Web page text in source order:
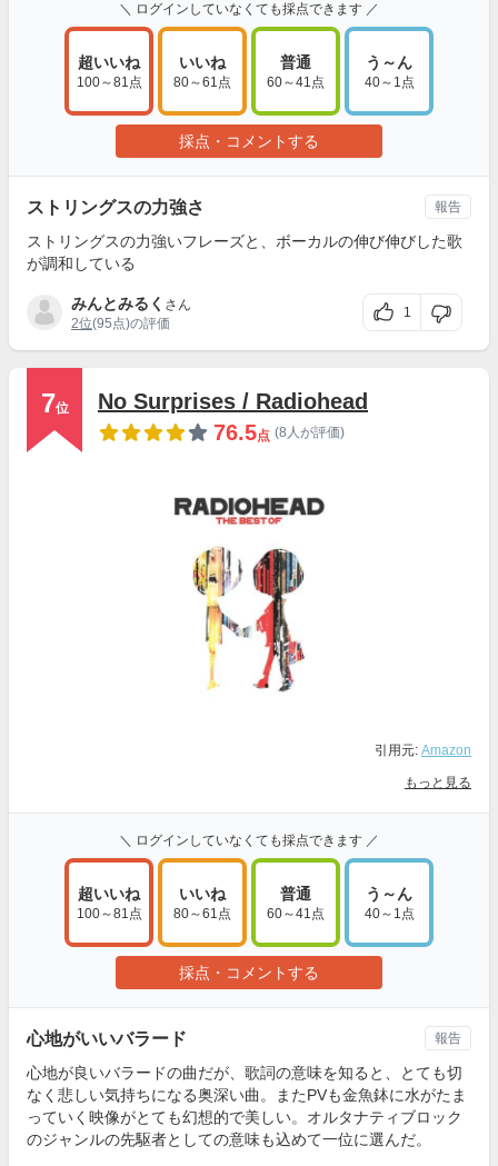
＼ ログインしていなくても採点できます ／
超いいね
100～81点
いいね
80～61点
普通
60～41点
う～ん
40～1点
採点・コメントする
ストリングスの力強さ
ストリングスの力強いフレーズと、ボーカルの伸び伸びした歌
が調和している
みんとみるく さん
2位(95点)の評価
1
報告
7位
No Surprises / Radiohead
76.5点 (8人が評価)
引用元: Amazon
もっと見る
＼ ログインしていなくても採点できます ／
超いいね
100～81点
いいね
80～61点
普通
60～41点
う～ん
40～1点
採点・コメントする
心地がいいバラード
心地が良いバラードの曲だが、歌詞の意味を知ると、とても切
なく悲しい気持ちになる奥深い曲。またPVも金魚鉢に水がたま
っていく映像がとても幻想的で美しい。オルタナティブロック
のジャンルの先駆者としての意味も込めて一位に選んだ。
報告